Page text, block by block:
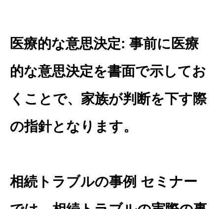
医療的な意思決定: 事前に医療
的な意思決定を書面で示してお
くことで、家族が判断を下す際
の指針となります。
相続トラブルの事例 セミナー